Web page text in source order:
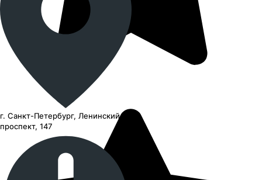
г. Санкт-Петербург, Ленинский
проспект, 147